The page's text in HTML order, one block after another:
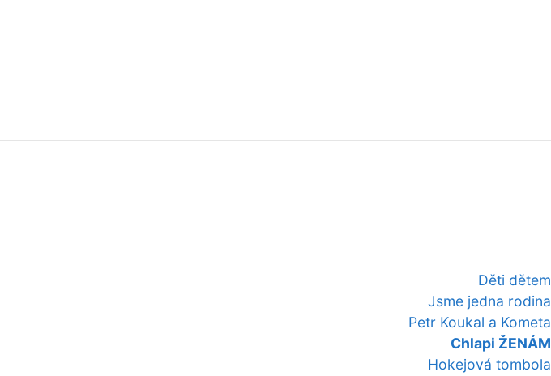
Děti dětem
Jsme jedna rodina
Petr Koukal a Kometa
Chlapi ŽENÁM
Hokejová tombola